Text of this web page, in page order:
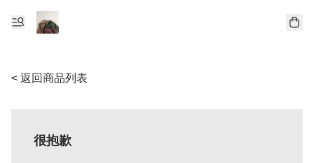
< 返回商品列表
很抱歉